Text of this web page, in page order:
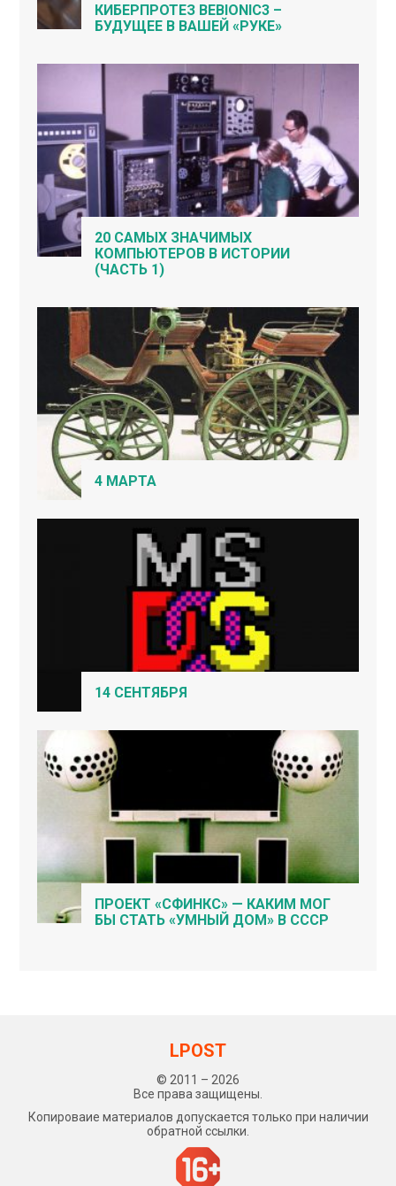
КИБЕРПРОТЕЗ BEBIONIC3 –
БУДУЩЕЕ В ВАШЕЙ «РУКЕ»
20 САМЫХ ЗНАЧИМЫХ
КОМПЬЮТЕРОВ В ИСТОРИИ
(ЧАСТЬ 1)
4 МАРТА
14 СЕНТЯБРЯ
ПРОЕКТ «СФИНКС» — КАКИМ МОГ
БЫ СТАТЬ «УМНЫЙ ДОМ» В СССР
LPOST
© 2011 – 2026
Все права защищены.
Копироваие материалов допускается только при наличии
обратной ссылки.